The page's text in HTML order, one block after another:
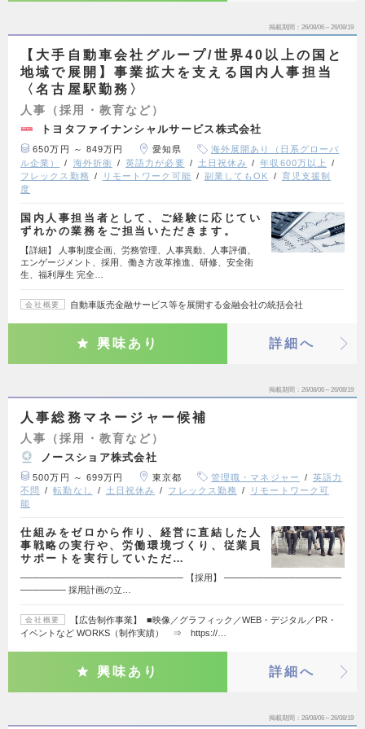
掲載期間 26/08/06～26/08/19
【大手自動車会社グループ/世界40以上の国と
地域で展開】事業拡大を支える国内人事担当
〈名古屋駅勤務〉
人事（採用・教育など）
トヨタファイナンシャルサービス株式会社
650万円 ～ 849万円 愛知県
海外展開あり（日系グローバ
ル企業）
海外折衝 英語力が必要 土日祝休み
年収600万以上
フレックス勤務
リモートワーク可能 副業してもOK
育児支援制
度
国内人事担当者として、ご経験に応じてい
ずれかの業務をご担当いただきます。
【詳細】 人事制度企画、労務管理、人事異動、人事評価、
エンゲージメント、採用、働き方改革推進、研修、安全衛
生、福利厚生 完全…
会社概要 自動車販売金融サービス等を展開する金融会社の統括会社
興味あり 詳細へ
掲載期間 26/08/06～26/08/19
人事総務マネージャー候補
人事（採用・教育など）
ノースショア株式会社
500万円 ～ 699万円 東京都 管理職・マネジャー
英語力
不問
転勤なし 土日祝休み フレックス勤務
リモートワーク可
能
仕組みをゼロから作り、経営に直結した人
事戦略の実行や、労働環境づくり、従業員
サポートを実行していただ…
───────────────────────── 【採用】 ──────────────────
─────── 採用計画の立…
会社概要
【広告制作事業】 ■映像／グラフィック／WEB・デジタル／PR・
イベントなど WORKS（制作実績） ⇒ https://…
興味あり 詳細へ
掲載期間 26/08/06～26/08/19